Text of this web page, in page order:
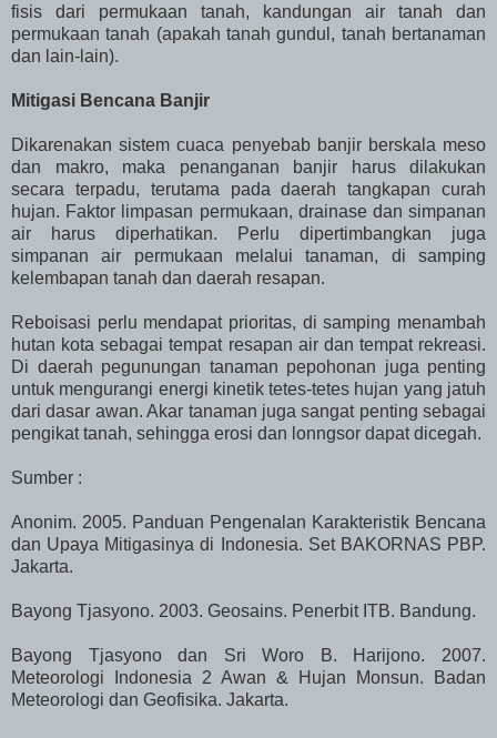
fisis dari permukaan tanah, kandungan air tanah dan
permukaan tanah (apakah tanah gundul, tanah bertanaman
dan lain-lain).
Mitigasi Bencana Banjir
Dikarenakan sistem cuaca penyebab banjir berskala meso
dan makro, maka penanganan banjir harus dilakukan
secara terpadu, terutama pada daerah tangkapan curah
hujan. Faktor limpasan permukaan, drainase dan simpanan
air harus diperhatikan. Perlu dipertimbangkan juga
simpanan air permukaan melalui tanaman, di samping
kelembapan tanah dan daerah resapan.
Reboisasi perlu mendapat prioritas, di samping menambah
hutan kota sebagai tempat resapan air dan tempat rekreasi.
Di daerah pegunungan tanaman pepohonan juga penting
untuk mengurangi energi kinetik tetes-tetes hujan yang jatuh
dari dasar awan. Akar tanaman juga sangat penting sebagai
pengikat tanah, sehingga erosi dan lonngsor dapat dicegah.
Sumber :
Anonim. 2005. Panduan Pengenalan Karakteristik Bencana
dan Upaya Mitigasinya di Indonesia. Set BAKORNAS PBP.
Jakarta.
Bayong Tjasyono. 2003. Geosains. Penerbit ITB. Bandung.
Bayong Tjasyono dan Sri Woro B. Harijono. 2007.
Meteorologi Indonesia 2 Awan & Hujan Monsun. Badan
Meteorologi dan Geofisika. Jakarta.